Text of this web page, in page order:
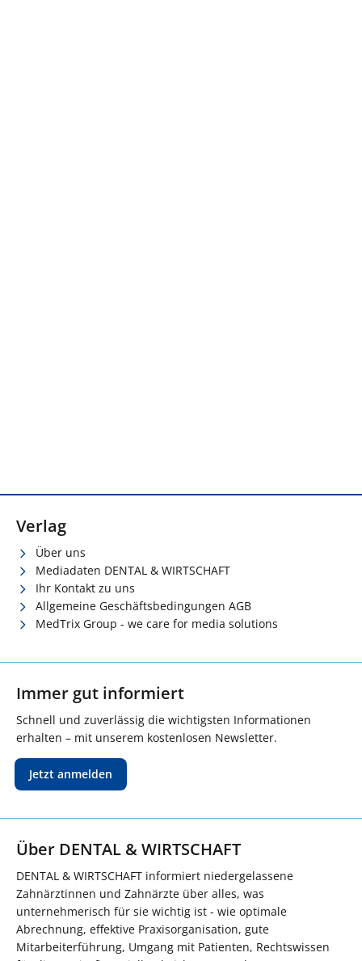
Verlag
Über uns
Mediadaten DENTAL & WIRTSCHAFT
Ihr Kontakt zu uns
Allgemeine Geschäftsbedingungen AGB
MedTrix Group - we care for media solutions
Immer gut informiert
Schnell und zuverlässig die wichtigsten Informationen
erhalten – mit unserem kostenlosen Newsletter.
Jetzt anmelden
Über DENTAL & WIRTSCHAFT
DENTAL & WIRTSCHAFT informiert niedergelassene
Zahnärztinnen und Zahnärzte über alles, was
unternehmerisch für sie wichtig ist - wie optimale
Abrechnung, effektive Praxisorganisation, gute
Mitarbeiterführung, Umgang mit Patienten, Rechtswissen